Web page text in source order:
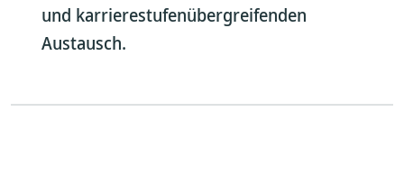
und karrierestufenübergreifenden
Austausch.